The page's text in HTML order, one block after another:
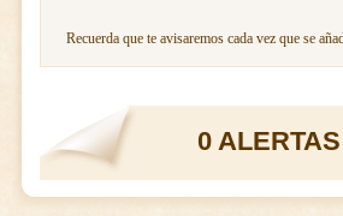
Recuerda que te avisaremos cada vez que se
0